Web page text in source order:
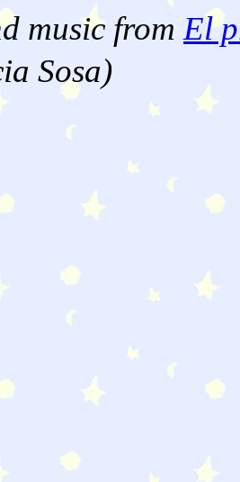
music from El
Sosa)